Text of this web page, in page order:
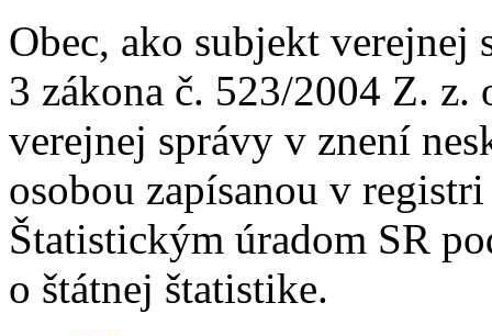
Obec, ako subjekt verejnej
3 zákona č. 523/2004 Z.
verejnej správy v znení
osobou zapísanou v
Štatistickým úradom SR
o štátnej štatistike.